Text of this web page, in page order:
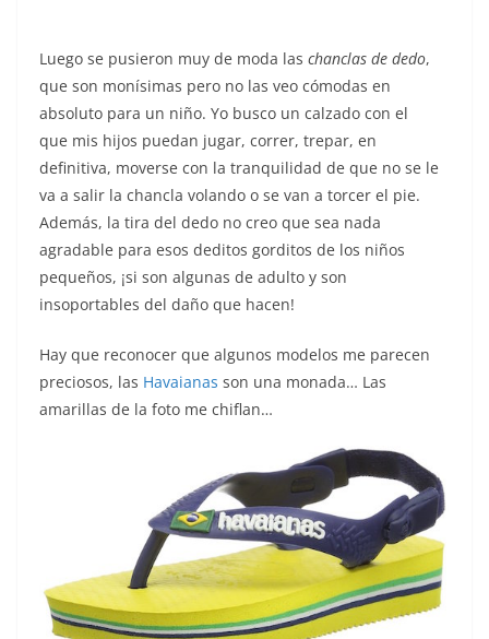
Luego se pusieron muy de moda las chanclas de dedo,
que son monísimas pero no las veo cómodas en
absoluto para un niño. Yo busco un calzado con el
que mis hijos puedan jugar, correr, trepar, en
definitiva, moverse con la tranquilidad de que no se le
va a salir la chancla volando o se van a torcer el pie.
Además, la tira del dedo no creo que sea nada
agradable para esos deditos gorditos de los niños
pequeños, ¡si son algunas de adulto y son
insoportables del daño que hacen!
Hay que reconocer que algunos modelos me parecen
preciosos, las Havaianas son una monada… Las
amarillas de la foto me chiflan…